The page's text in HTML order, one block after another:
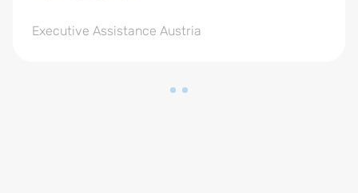
Executive Assistance Austria